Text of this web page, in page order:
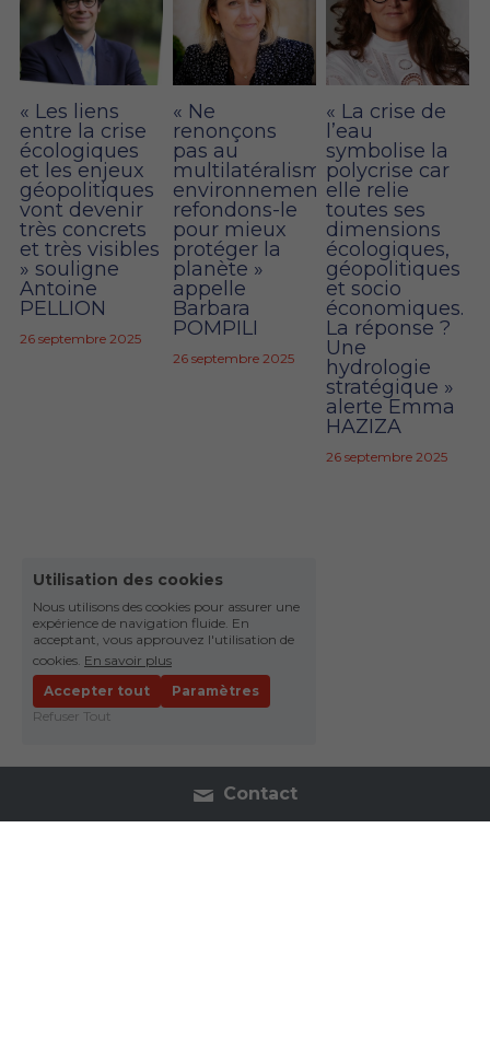
« Les liens
entre la crise
écologiques
et les enjeux
géopolitiques
vont devenir
très concrets
et très visibles
» souligne
Antoine
PELLION
26 septembre 2025
« Ne
renonçons
pas au
multilatéralisme
environnemental,
refondons-le
pour mieux
protéger la
planète »
appelle
Barbara
POMPILI
26 septembre 2025
« La crise de
l’eau
symbolise la
polycrise car
elle relie
toutes ses
dimensions
écologiques,
géopolitiques
et socio
économiques.
La réponse ?
Une
hydrologie
stratégique »
alerte Emma
HAZIZA
26 septembre 2025
Contact
Utilisation des cookies
Nous utilisons des cookies pour assurer une
expérience de navigation fluide. En
acceptant, vous approuvez l'utilisation de
cookies. En savoir plus
Accepter tout
Paramètres
Refuser Tout